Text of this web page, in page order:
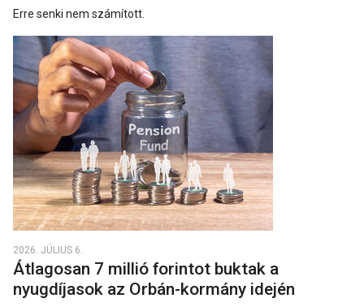
Erre senki nem számított.
2026. JÚLIUS 6.
Átlagosan 7 millió forintot buktak a
nyugdíjasok az Orbán-kormány idején